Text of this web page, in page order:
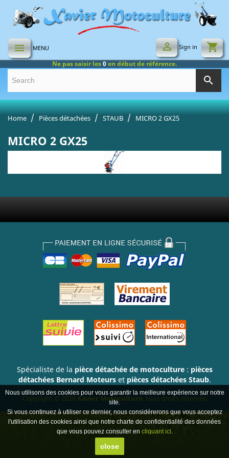
 MENU shopping_cart
 Sign in
search
Ne pas saisir les0en début de référence.
Home Pièces détachées STAUB MICRO 2 GX25
MICRO 2 GX25
Nous utilisons des cookies pour vous garantir la meilleure expérience sur notre
site.
Si vous continuez à utiliser ce dernier, nous considérerons que vous acceptez
l'utilisation des cookies ainsi que notre charte de confidentialité des données
que vous pouvez consulter en cliquant ici.
close
Spécialiste de la pièce détachée de motoculture: pièces
détachées Bernard Moteurset pièces détachées Staub.
Copyright © 2026 Xavier Motoculture, tous droits réservés.